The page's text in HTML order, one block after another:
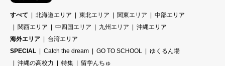
すべて 北海道エリア 東北エリア 関東エリア
中部エリア
関西エリア
中四国エリア 九州エリア
沖縄エリア
海外エリア
台湾エリア
SPECIAL
Catch the dream GO TO SCHOOL
ゆくるん場
沖縄の高校力
特集
留学んちゅ